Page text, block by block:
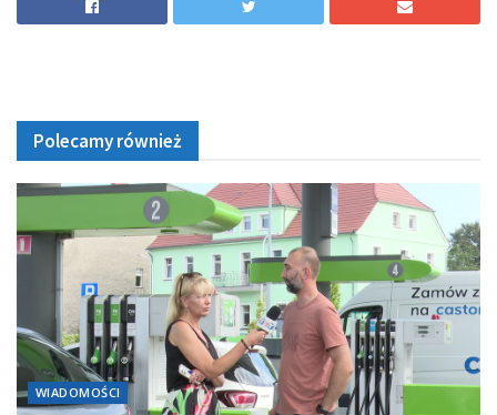
Polecamy również
WIADOMOŚCI